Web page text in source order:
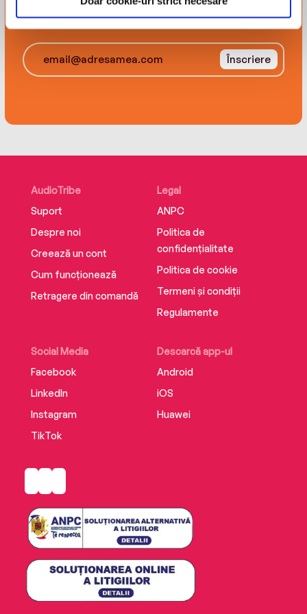
recomandări, recenzii și alte
lucruri simpatice.
Înscriere
AudioTribe
Suport
Despre noi
Creează un cont
Cum funcționează
Retragere din comandă
Social Media
Facebook
LinkedIn
Instagram
TikTok
Descarcă app-ul
Android
iOS
Huawei
Legal
ANPC
Politica de
confidențialitate
Politica de cookie
Termeni și condiții
Regulamente